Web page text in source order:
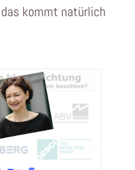
kommt natürlich